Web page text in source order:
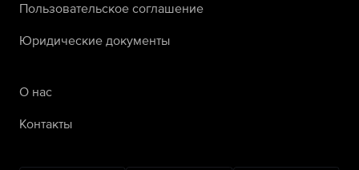
Пользовательское соглашение
Юридические документы
О нас
Контакты